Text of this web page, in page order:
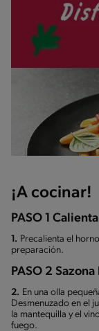
¡A cocinar!
PASO 1
1. Precalienta el
preparación.
PASO 2
2. En una olla
Desmenuzado en el
la mantequilla y el
fuego.